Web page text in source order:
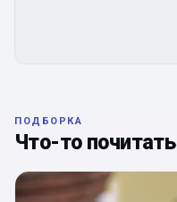
ПОДБОРКА
Что-то почитать